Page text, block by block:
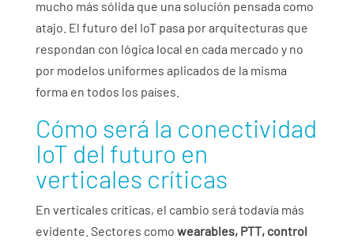
mucho más sólida que una solución pensada como
atajo. El futuro del IoT pasa por arquitecturas que
respondan con lógica local en cada mercado y no
por modelos uniformes aplicados de la misma
forma en todos los países.
Cómo será la conectividad
IoT del futuro en
verticales críticas
En verticales críticas, el cambio será todavía más
evidente. Sectores como wearables, PTT, control